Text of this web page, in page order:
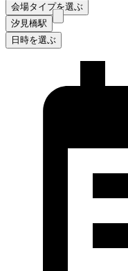
会場タイプを選ぶ
汐見橋駅
日時を選ぶ